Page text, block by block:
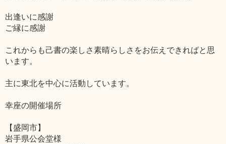
出逢いに感謝
ご縁に感謝
これからも己書の楽しさ素晴らしさをお伝えできればと思
います。
主に東北を中心に活動しています。
幸座の開催場所
【盛岡市】
岩手県公会堂様